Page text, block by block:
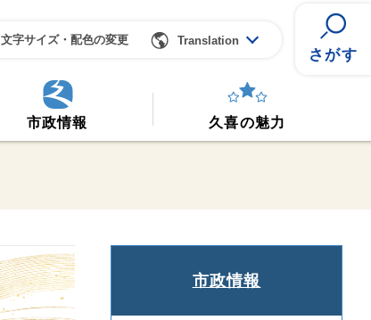
文字サイズ・配色の変更 Translation
さがす
市政情報 久喜の魅力
市政情報